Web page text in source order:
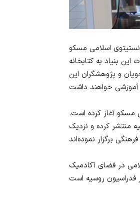
بین الملل انستیتوی اسلامی مسکو
مقدم، بیش از ۱۰۰ عنوان از انتشارات این بنیاد به کتابخانه
و پژوهشگران این
اسلامی مسکو آغاز کرده است.
در روسیه منتشر کرده و نزدیک
در فضای آکادمیک